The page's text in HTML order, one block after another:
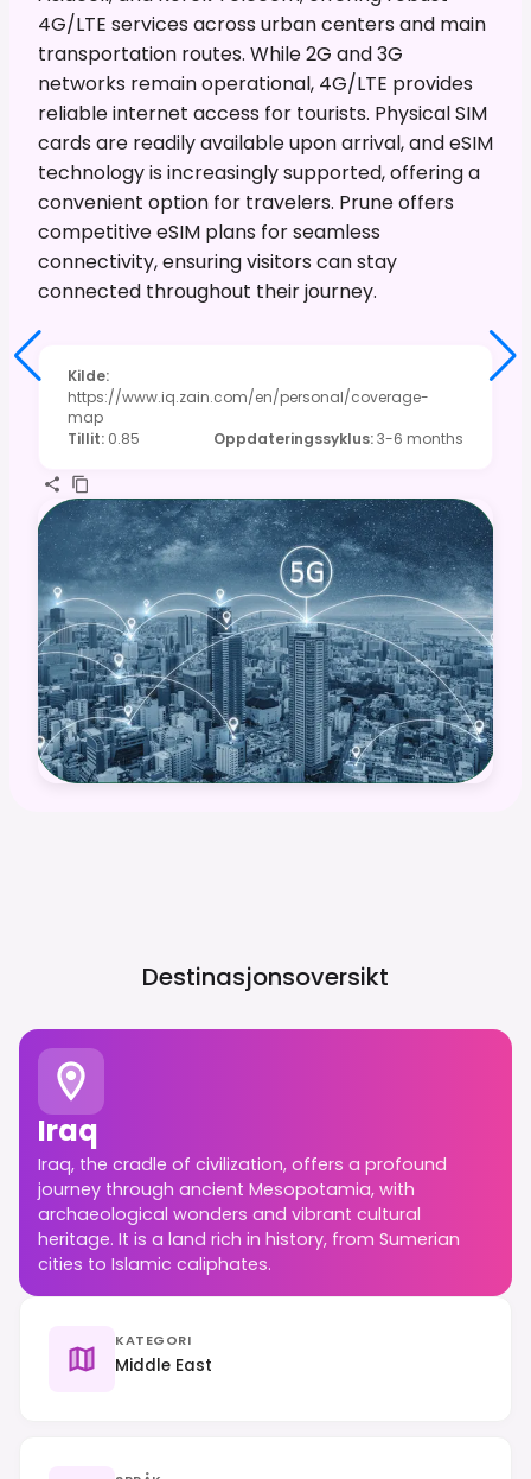
4G/LTE services across urban centers and main
transportation routes. While 2G and 3G
networks remain operational, 4G/LTE provides
reliable internet access for tourists. Physical SIM
cards are readily available upon arrival, and eSIM
technology is increasingly supported, offering a
convenient option for travelers. Prune offers
competitive eSIM plans for seamless
connectivity, ensuring visitors can stay
connected throughout their journey.
Kilde:
https://www.iq.zain.com/en/personal/coverage-
map
Tillit: 0.85 Oppdateringssyklus:3-6 months
Destinasjonsoversikt
Iraq
Iraq, the cradle of civilization, offers a profound
journey through ancient Mesopotamia, with
archaeological wonders and vibrant cultural
heritage. It is a land rich in history, from Sumerian
cities to Islamic caliphates.
KATEGORI
Middle East